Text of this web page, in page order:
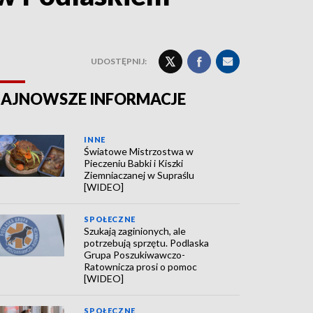
UDOSTĘPNIJ:
INFORMACJE
INNE
Światowe Mistrzostwa w
Pieczeniu Babki i Kiszki
Ziemniaczanej w Supraślu
[WIDEO]
SPOŁECZNE
Szukają zaginionych, ale
potrzebują sprzętu. Podlaska
Grupa Poszukiwawczo-
Ratownicza prosi o pomoc
[WIDEO]
SPOŁECZNE